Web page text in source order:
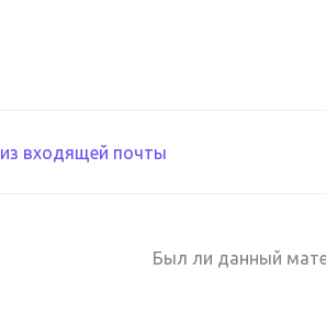
входящей почты
Был ли данный